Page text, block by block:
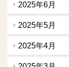
2025年6月
2025年5月
2025年4月